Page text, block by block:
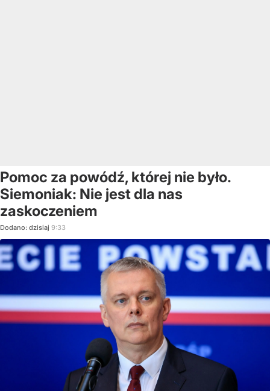
Pomoc za powódź, której nie było.
Siemoniak: Nie jest dla nas
zaskoczeniem
Dodano: dzisiaj 9:33